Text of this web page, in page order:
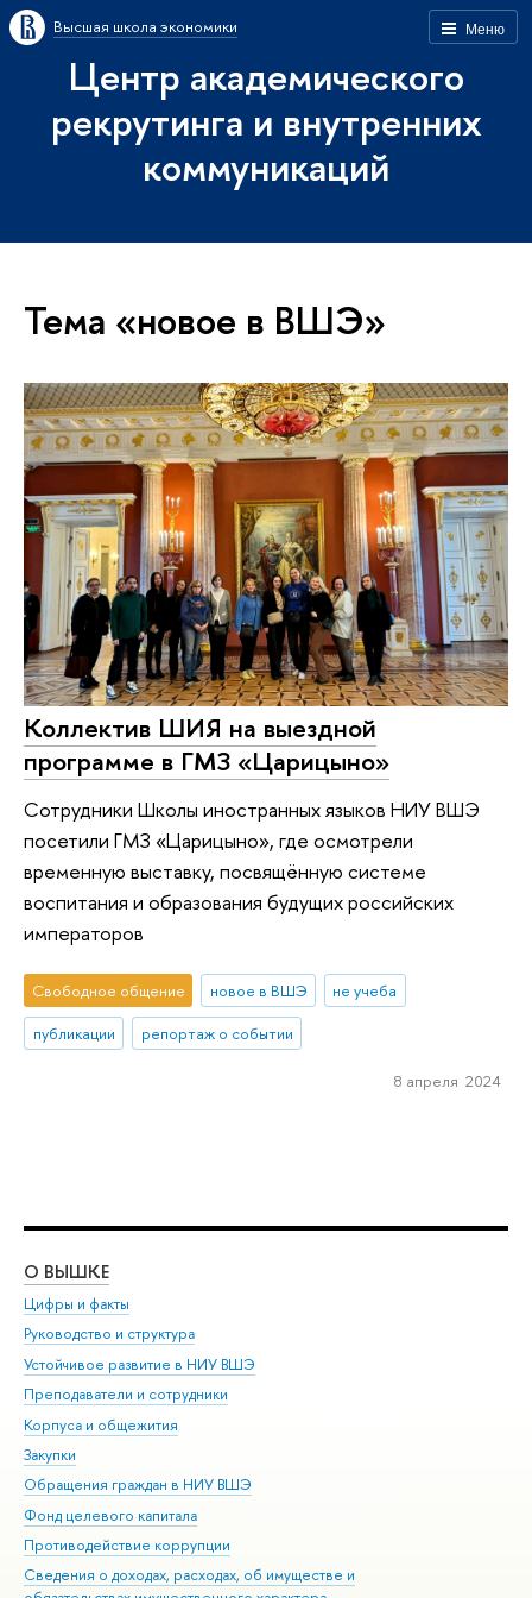
Меню
Высшая школа экономики
Центр академического
рекрутинга и внутренних
коммуникаций
Тема «новое в ВШЭ»
Коллектив ШИЯ на выездной
программе в ГМЗ «Царицыно»
Сотрудники Школы иностранных языков НИУ ВШЭ
посетили ГМЗ «Царицыно», где осмотрели
временную выставку, посвящённую системе
воспитания и образования будущих российских
императоров
Свободное общение новое в ВШЭ
не учеба
публикации
репортаж о событии
8 апреля 2024
О ВЫШКЕ
Цифры и факты
Руководство и структура
Устойчивое развитие в НИУ ВШЭ
Преподаватели и сотрудники
Корпуса и общежития
Закупки
Обращения граждан в НИУ ВШЭ
Фонд целевого капитала
Противодействие коррупции
Сведения о доходах, расходах, об имуществе и